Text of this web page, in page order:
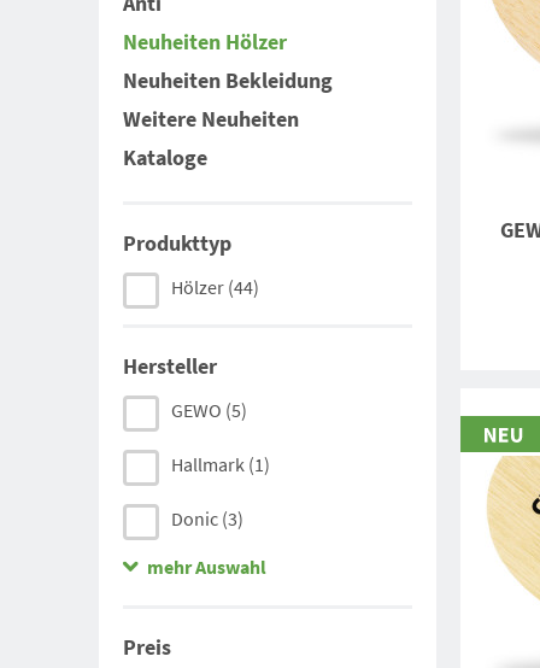
Neuheiten Hölzer
Neuheiten Bekleidung
Weitere Neuheiten
Kataloge
Produkttyp
Hölzer (44)
Hersteller
GEWO (5)
Hallmark (1)
Donic (3)
Andro(6)
mehr Auswahl
Preis